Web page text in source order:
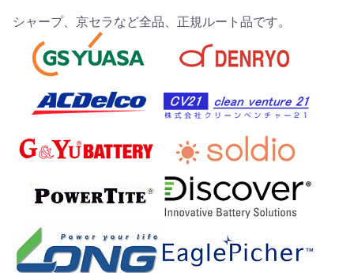
シャープ、京セラなど全品、正規ルート品です。